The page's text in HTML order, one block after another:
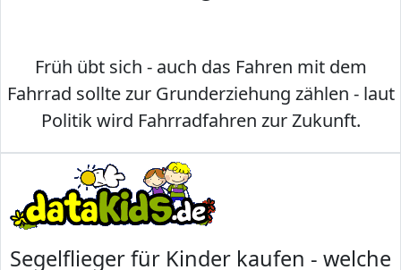
Früh übt sich - auch das Fahren mit dem
Fahrrad sollte zur Grunderziehung zählen - laut
Politik wird Fahrradfahren zur Zukunft.
Segelflieger für Kinder kaufen - welche